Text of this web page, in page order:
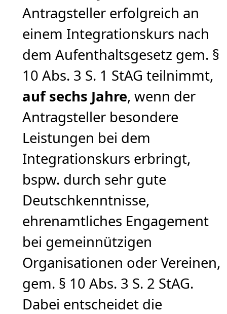
Antragsteller erfolgreich an
einem Integrationskurs nach
dem Aufenthaltsgesetz gem. §
10 Abs. 3 S. 1 StAG teilnimmt,
auf sechs Jahre, wenn der
Antragsteller besondere
Leistungen bei dem
Integrationskurs erbringt,
bspw. durch sehr gute
Deutschkenntnisse,
ehrenamtliches Engagement
bei gemeinnützigen
Organisationen oder Vereinen,
gem. § 10 Abs. 3 S. 2 StAG.
Dabei entscheidet die